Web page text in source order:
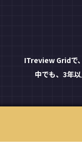
ITreview Gridで、
中でも、3年